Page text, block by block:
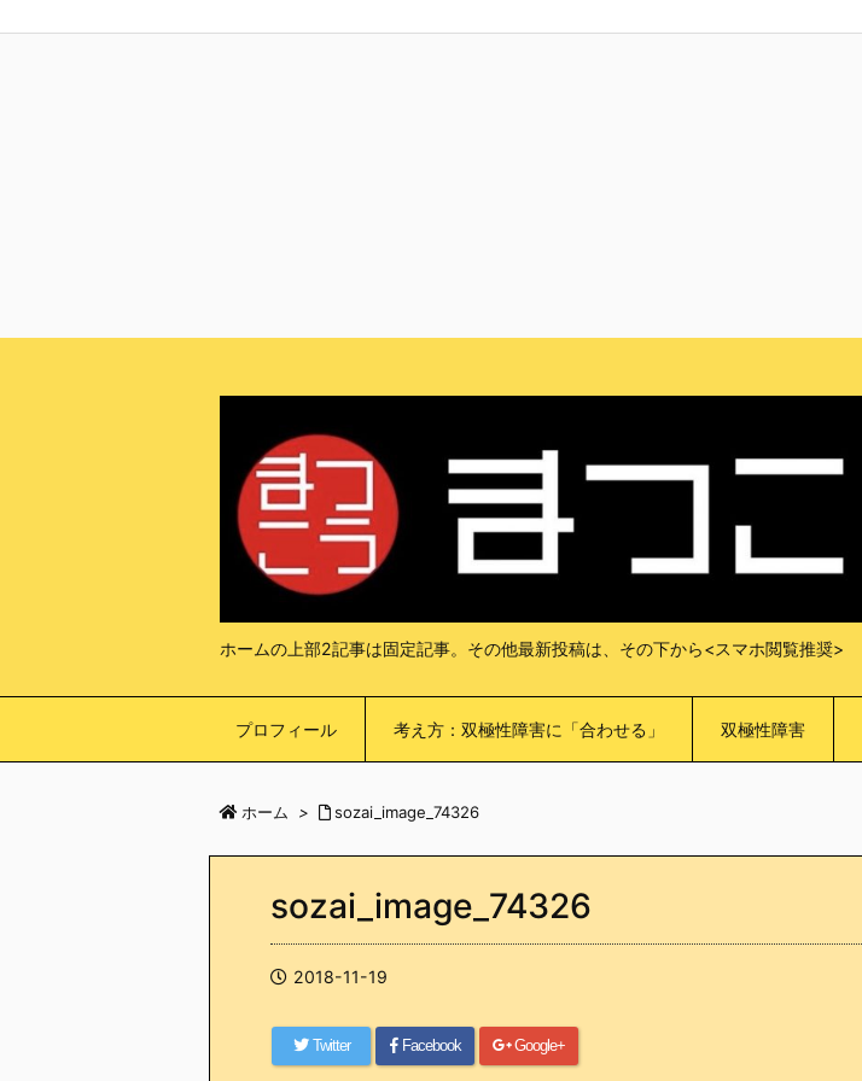
ホームの上部2記事は固定記事。その他最新投稿は、その下から<スマホ閲覧推奨>
プロフィール 考え方：双極性障害に「合わせる」 双極性障害
ホーム > sozai_image_74326
sozai_image_74326
2018-11-19
Twitter Facebook Google+